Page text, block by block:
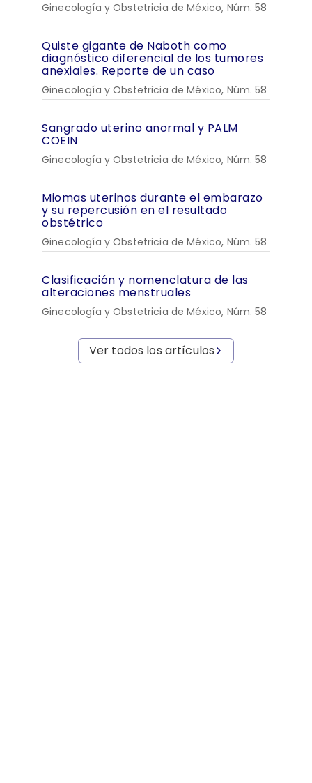
Ginecología y Obstetricia de México, Núm. 58
Quiste gigante de Naboth como
diagnóstico diferencial de los tumores
anexiales. Reporte de un caso
Ginecología y Obstetricia de México, Núm. 58
Sangrado uterino anormal y PALM
COEIN
Ginecología y Obstetricia de México, Núm. 58
Miomas uterinos durante el embarazo
y su repercusión en el resultado
obstétrico
Ginecología y Obstetricia de México, Núm. 58
Clasificación y nomenclatura de las
alteraciones menstruales
Ginecología y Obstetricia de México, Núm. 58
Ver todos los artículos